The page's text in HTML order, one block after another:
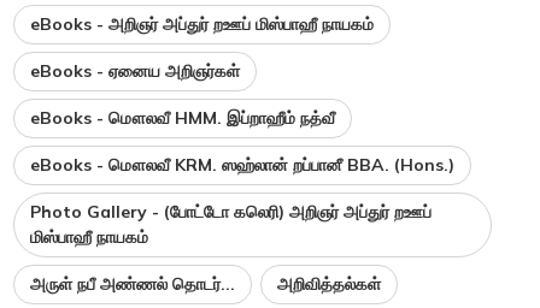
eBooks - அறிஞர் அப்துர் றஊப் மிஸ்பாஹீ நாயகம்
eBooks - ஏனைய அறிஞர்கள்
eBooks - மௌலவீ HMM. இப்றாஹீம் நத்வீ
eBooks - மௌலவீ KRM. ஸஹ்லான் றப்பானீ BBA. (Hons.)
Photo Gallery - (போட்டோ கலெரி) அறிஞர் அப்துர் றஊப்
மிஸ்பாஹீ நாயகம்
அருள் நபீ அண்ணல் தொடர்... அறிவித்தல்கள்